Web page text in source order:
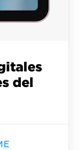
del